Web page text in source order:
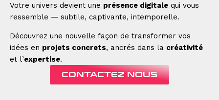
Votre univers devient une présence digitale qui vous
ressemble — subtile, captivante, intemporelle.
Découvrez une nouvelle façon de transformer vos
idées en projets concrets, ancrés dans la créativité
et l’expertise.
CONTACTEZ NOUS